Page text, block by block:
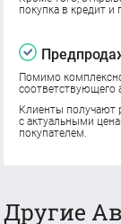
покупка в кредит и
Помимо
соответствующего
Клиенты получают
с актуальными
покупателем.
Другие